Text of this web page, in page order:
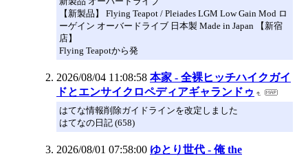
【新製品】 Flying Teapot / Pleiades LGM Low Gain Mod ロ
ーゲイン オーバードライブ 日本製 Made in Japan 【新宿
店】
Flying Teapotから発
2026/08/04 11:08:58 本家 - 全裸ヒッチハイクガイ
ドとエンサイクロペディアギャランドゥ
はてな情報削除ガイドラインを改定しました
はてなの日記 (658)
2026/08/01 07:58:00 ゆとり世代 - 俺 the